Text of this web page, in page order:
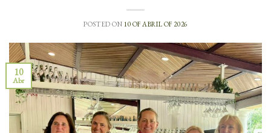
POSTED ON 10 OF ABRIL OF 2026
10
Abr